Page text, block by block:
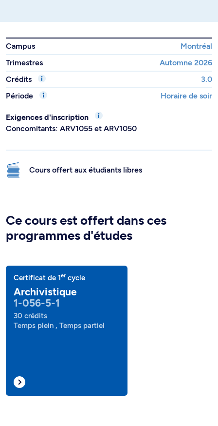
Campus
Montréal
Trimestres
Automne 2026
Crédits
3.0
Période
Horaire de soir
Exigences d'inscription
Concomitants: ARV1055 et ARV1050
Cours offert aux étudiants libres
Ce cours est offert dans ces
programmes d'études
Certificat de 1er cycle
Archivistique
1-056-5-1
30 crédits
Temps plein , Temps partiel